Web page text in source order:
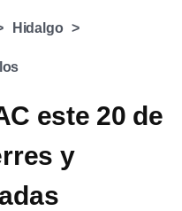
Hidalgo
este 20 de
y